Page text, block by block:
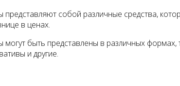
собой различные средства,
в ценах.
быть представлены в различных
и другие.